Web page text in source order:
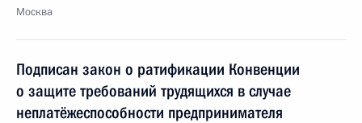
Москва
Подписан закон о ратификации Конвенции
о защите требований трудящихся в случае
неплатёжеспособности предпринимателя